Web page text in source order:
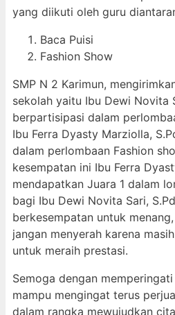
yang diikuti oleh guru
Baca Puisi
Fashion Show
SMP N 2 Karimun,
sekolah yaitu Ibu Dewi Novita
berpartisipasi dalam
Ibu Ferra Dyasty Marziolla,
dalam perlombaan Fashion
kesempatan ini Ibu Ferra
mendapatkan Juara 1 dalam
bagi Ibu Dewi Novita Sari,
berkesempatan untuk
jangan menyerah karena
untuk meraih prestasi.
Semoga dengan
mampu mengingat terus
dalam rangka mewujudkan